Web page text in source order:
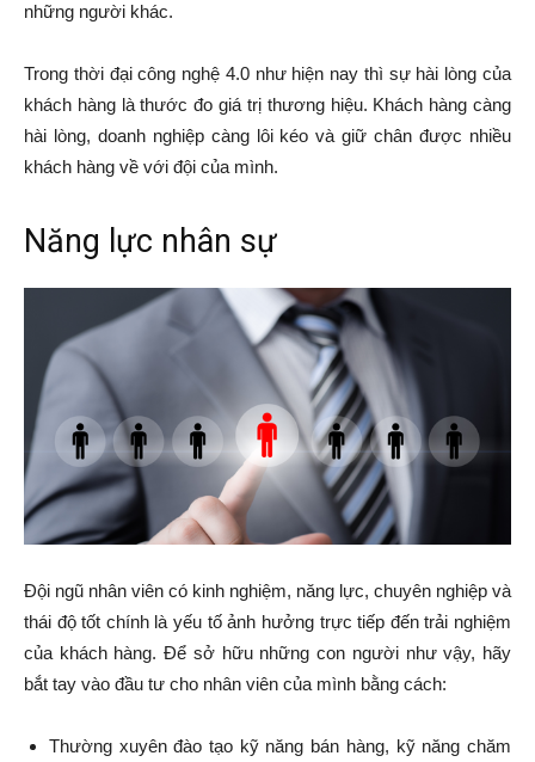
những người khác.
Trong thời đại công nghệ 4.0 như hiện nay thì sự hài lòng của
khách hàng là thước đo giá trị thương hiệu. Khách hàng càng
hài lòng, doanh nghiệp càng lôi kéo và giữ chân được nhiều
khách hàng về với đội của mình.
Năng lực nhân sự
Đội ngũ nhân viên có kinh nghiệm, năng lực, chuyên nghiệp và
thái độ tốt chính là yếu tố ảnh hưởng trực tiếp đến trải nghiệm
của khách hàng. Để sở hữu những con người như vậy, hãy
bắt tay vào đầu tư cho nhân viên của mình bằng cách:
Thường xuyên đào tạo kỹ năng bán hàng, kỹ năng chăm